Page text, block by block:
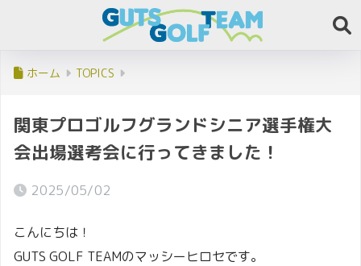
ホーム TOPICS
関東プロゴルフグランドシニア選手権大
会出場選考会に行ってきました！
2025/05/02
こんにちは！
GUTS GOLF TEAMのマッシーヒロセです。